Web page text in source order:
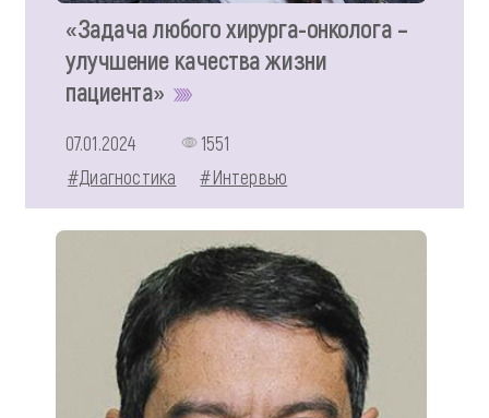
«Задача любого хирурга-онколога –
улучшение качества жизни
пациента»
07.01.2024
1551
#Диагностика
#Интервью